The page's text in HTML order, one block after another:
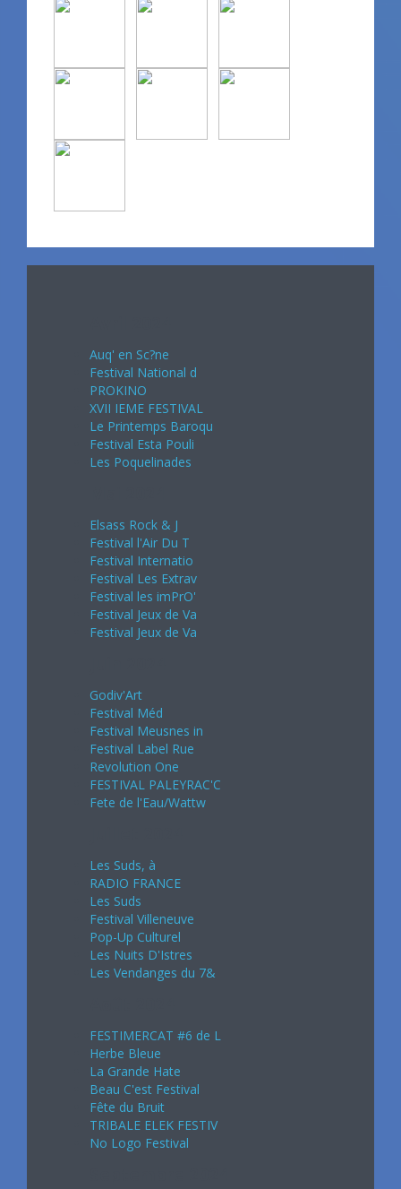
Auq' en Sc?ne
Festival National d
PROKINO
XVII IEME FESTIVAL
Le Printemps Baroqu
Festival Esta Pouli
Les Poquelinades
Elsass Rock & J
Festival l'Air Du T
Festival Internatio
Festival Les Extrav
Festival les imPrO'
Festival Jeux de Va
Festival Jeux de Va
Godiv'Art
Festival Méd
Festival Meusnes in
Festival Label Rue
Revolution One
FESTIVAL PALEYRAC'C
Fete de l'Eau/Wattw
Les Suds, à
RADIO FRANCE
Les Suds
Festival Villeneuve
Pop-Up Culturel
Les Nuits D'Istres
Les Vendanges du 7&
FESTIMERCAT #6 de L
Herbe Bleue
La Grande Hate
Beau C'est Festival
Fête du Bruit
TRIBALE ELEK FESTIV
No Logo Festival